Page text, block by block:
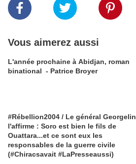
Vous aimerez aussi
L'année prochaine à Abidjan, roman
binational - Patrice Broyer
#Rébellion2004 / Le général Georgelin
l'affirme : Soro est bien le fils de
Ouattara...et ce sont eux les
responsables de la guerre civile
(#Chiracsavait #LaPresseaussi)